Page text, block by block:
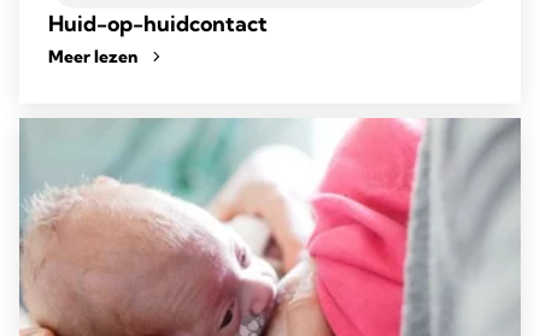
Huid-op-huidcontact
Meer lezen